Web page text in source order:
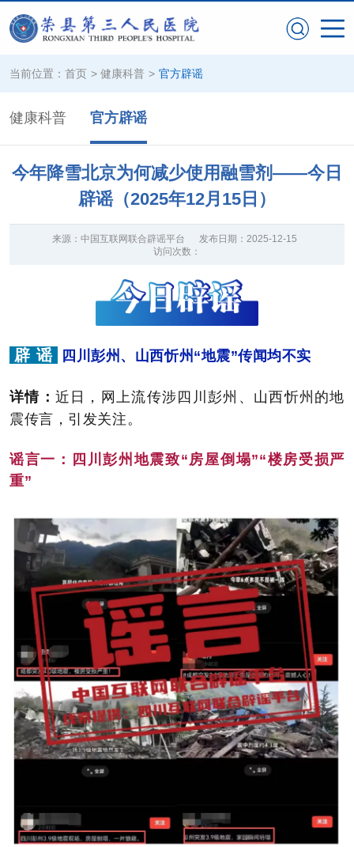
当前位置： 首页 > 健康科普 > 官方辟谣
健康科普 官方辟谣
今年降雪北京为何减少使用融雪剂——今日
辟谣（2025年12月15日）
来源：中国互联网联合辟谣平台 发布日期： 2025-12-15
访问次数：
辟 谣 四川彭州、山西忻州“地震”传闻均不实
详情： 近日，网上流传涉四川彭州、山西忻州的地
震传言，引发关注。
谣言一：
四川彭州地震致“房屋倒塌”“楼房受损严
重”